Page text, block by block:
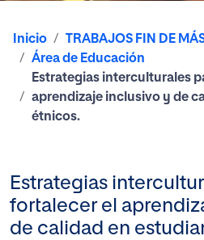
Inicio
TRABAJOS FIN DE
Área de Educación
Estrategias interculturales
aprendizaje inclusivo y de
étnicos.
Estrategias
fortalecer el
de calidad en